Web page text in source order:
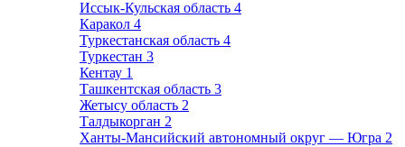
Иссык-Кульская область 4
Каракол 4
Туркестанская область 4
Туркестан 3
Кентау 1
Ташкентская область 3
Жетысу область 2
Талдыкорган 2
Ханты-Мансийский автономный округ — Югра 2